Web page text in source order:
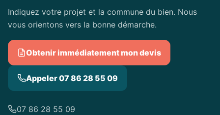
Indiquez votre projet et la commune du bien. Nous
vous orientons vers la bonne démarche.
Obtenir immédiatement mon devis
Appeler 07 86 28 55 09
07 86 28 55 09